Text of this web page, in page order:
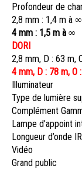
Profondeur de
2,8 mm : 1,4 m à ∞
4 mm : 1,5 m à ∞
DORI
2,8 mm, D : 63 m,
4 mm, D : 78 m, O
Illuminateur
Type de lumière
Complément
Lampe d’appoint
Longueur d’onde
Vidéo
Grand public